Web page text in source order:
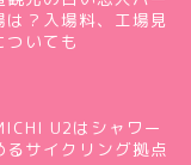
？入場料、工場見
ついても
U2はシャワー
るサイクリング拠点